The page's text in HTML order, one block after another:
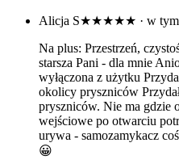
Alicja S★★★★★ · w
Na plus: Przestrzeń,
starsza Pani - dla mnie
wyłączona z użytku
okolicy pryszniców
pryszniców. Nie ma gdzie
wejściowe po otwarciu
urywa - samozamykacz
😀